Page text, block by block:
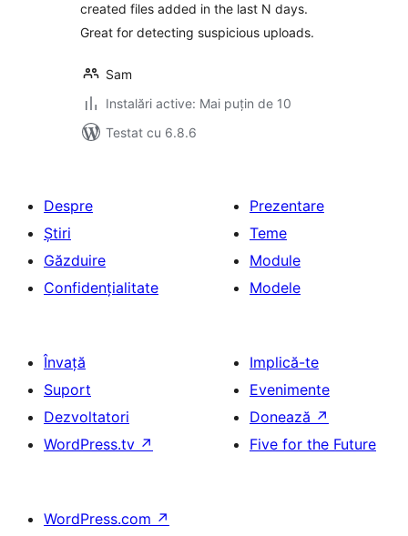
created files added in the last N days.
Great for detecting suspicious uploads.
Sam
Instalări active: Mai puțin de 10
Testat cu 6.8.6
Despre
Știri
Găzduire
Confidențialitate
Prezentare
Teme
Module
Modele
Învață
Suport
Dezvoltatori
WordPress.tv ↗
Implică-te
Evenimente
Donează ↗
Five for the Future
WordPress.com ↗